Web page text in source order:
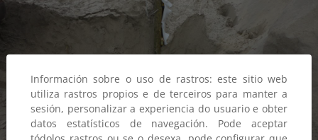
Información sobre o uso de rastros: este sitio web
utiliza rastros propios e de terceiros para manter a
sesión, personalizar a experiencia do usuario e obter
datos estatísticos de navegación. Pode aceptar